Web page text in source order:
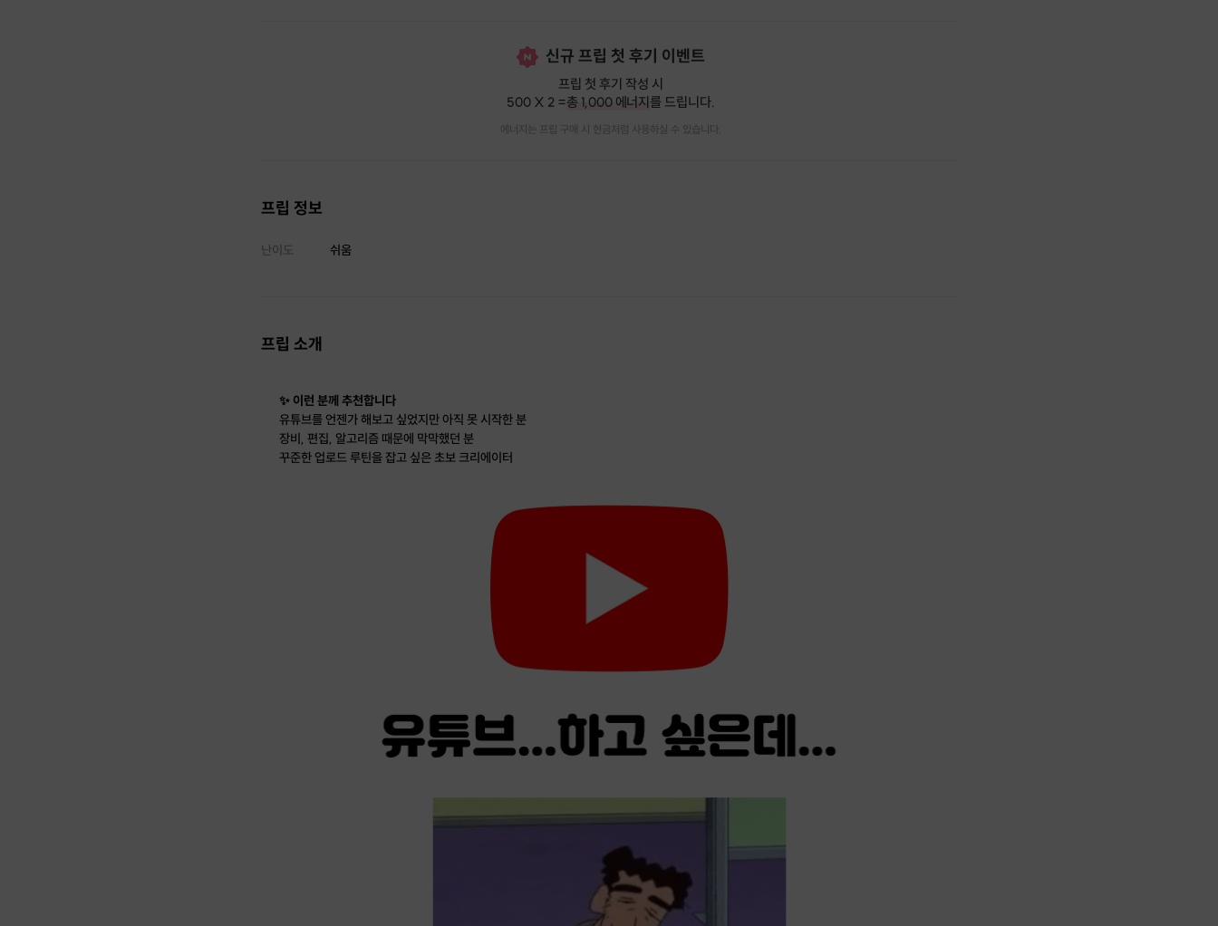
신규 프립 첫 후기 이벤트
프립 첫 후기 작성 시
500 X 2 =총 1,000 에너지를 드립니다.
에너지는 프립 구매 시 현금처럼 사용하실 수 있습니다.
프립 정보
난이도 쉬움
프립 소개
✨ 이런 분께 추천합니다
유튜브를 언젠가 해보고 싶었지만 아직 못 시작한 분
장비, 편집, 알고리즘 때문에 막막했던 분
꾸준한 업로드 루틴을 잡고 싶은 초보 크리에이터